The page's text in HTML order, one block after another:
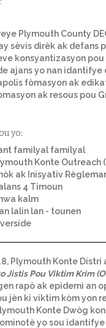
Plymouth County
sèvis dirèk ak defans
konsyantizasyon
ajans yo nan
fòmasyon ak
ak resous pou
yo:
familyal familyal
Konte Outreach
ak Inisyativ
4 Timoun
kalm
lalin lan - tounen
Plymouth Konte
Jistis Pou Viktim Krim
rapò ak epidemi an
jèn ki viktim kòm yon
Konte Dwòg
yo sou idantifye